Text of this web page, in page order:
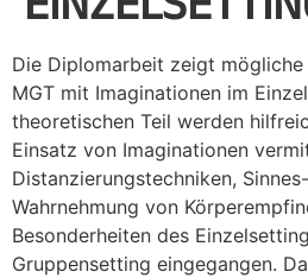
Die Diplomarbeit zeigt
MGT mit Imaginationen im
theoretischen Teil werden
Einsatz von Imaginationen
Distanzierungstechniken,
Wahrnehmung von
Besonderheiten des
Gruppensetting eingegangen.